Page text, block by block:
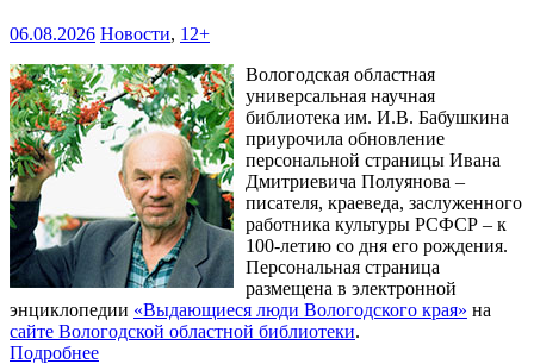
06.08.2026 Новости, 12+
Вологодская областная
универсальная научная
библиотека им. И.В. Бабушкина
приурочила обновление
персональной страницы Ивана
Дмитриевича Полуянова –
писателя, краеведа, заслуженного
работника культуры РСФСР – к
100‑летию со дня его рождения.
Персональная страница
размещена в электронной
энциклопедии «Выдающиеся люди Вологодского края» на
сайте Вологодской областной библиотеки.
Подробнее